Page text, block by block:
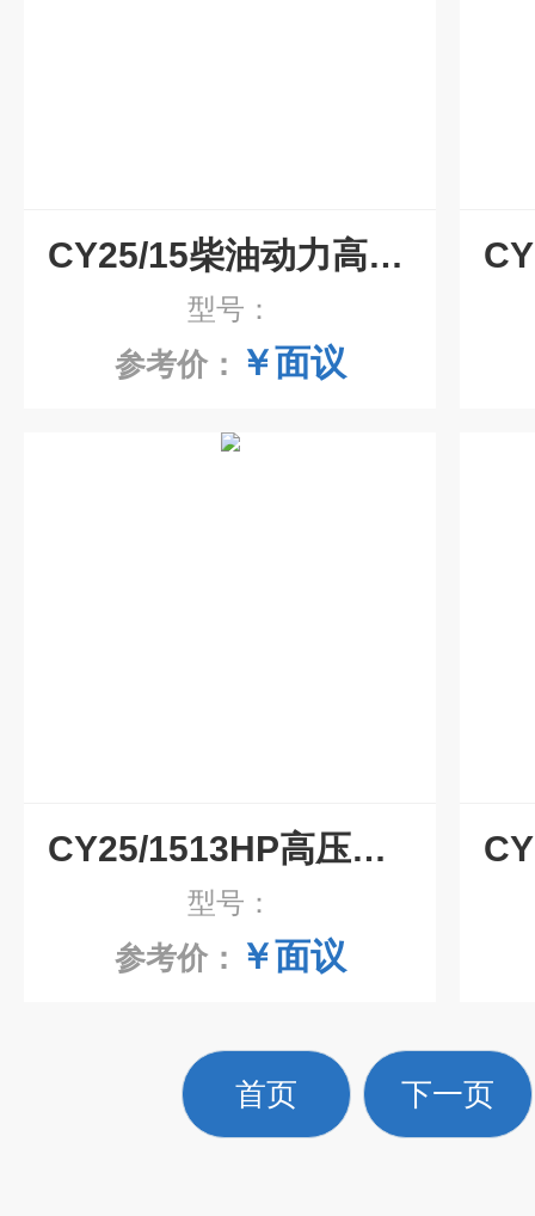
CY25/15柴油动力高压清洗机
型号：
参考价： ￥面议
CY25/1513HP高压清洗机
型号：
参考价： ￥面议
首页 下一页